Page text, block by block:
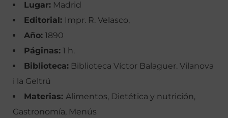
Lugar: Madrid
Editorial: Impr. R. Velasco,
Año: 1890
Páginas: 1 h.
Biblioteca: Biblioteca Víctor Balaguer. Vilanova
i la Geltrú
Materias: Alimentos, Dietética y nutrición,
Gastronomía, Menús